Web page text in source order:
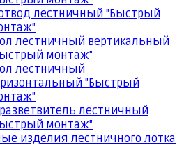
лестничный "Быстрый
лестничный вертикальный
монтаж"
лестничный
"Быстрый
лестничный
монтаж"
изделия лестничного лотка